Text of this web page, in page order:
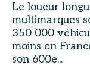
Le loueur
multimarques
350 000
moins en
son 600e...